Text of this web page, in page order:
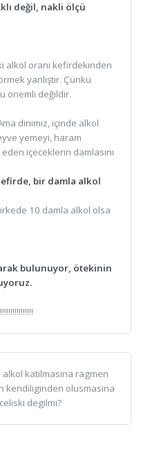
değil, nakli ölçü
alkol oranı kefirdekinden
yanlıştır. Çünkü
önemli değildir.
dinimiz, içinde alkol
yemeyi, haram
eden içeceklerin damlasını
bir damla alkol
10 damla alkol olsa
bulunuyor, ötekinin
katilmasina ragmen
kendiliginden olusmasina
degilmi?